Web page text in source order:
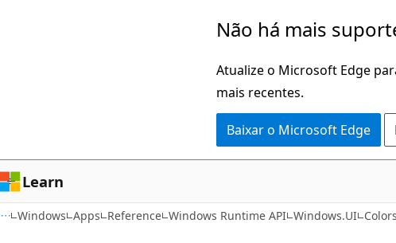
na
página
Não há mais
Atualize o Microsoft Edge
mais recentes.
Baixar o Microsoft Edge
Learn
Windows Apps Reference Windows Runtime API Windows.UI Colors